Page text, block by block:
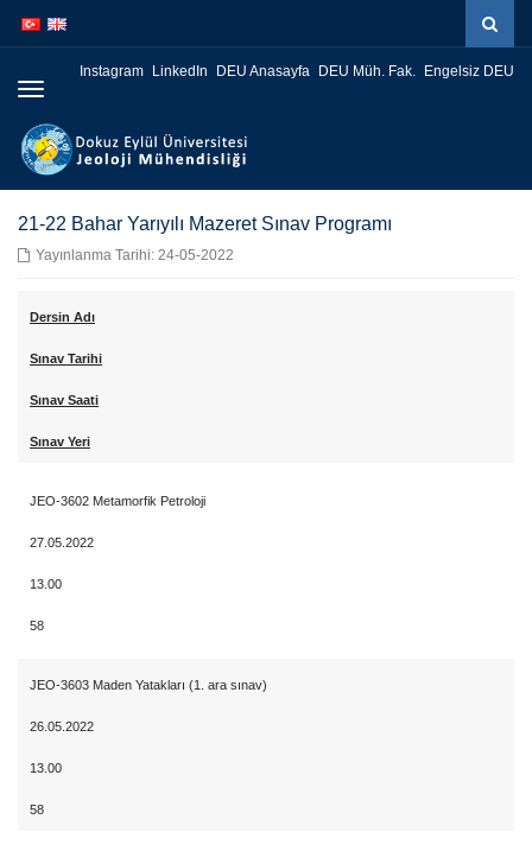
atla
atla
Instagram LinkedIn DEU Anasayfa DEU Müh. Fak.
Engelsiz DEU
Menüye
21-22 Bahar Yarıyılı Mazeret Sınav Programı
Yayınlanma Tarihi: 24-05-2022
Dersin Adı
Sınav Tarihi
Sınav Saati
Sınav Yeri
JEO-3602 Metamorfik Petroloji
27.05.2022
13.00
58
JEO-3603 Maden Yatakları (1. ara sınav)
26.05.2022
13.00
58